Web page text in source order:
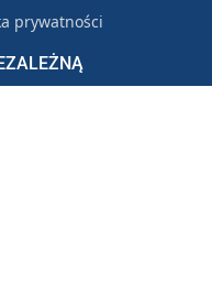
prywatności